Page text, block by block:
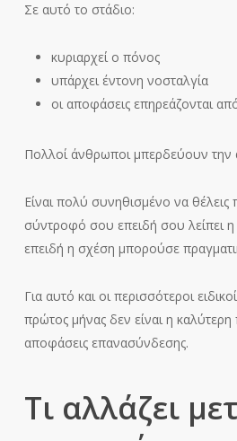
Σε αυτό το στάδιο:
κυριαρχεί ο πόνος
υπάρχει έντονη νοσταλγία
οι αποφάσεις επηρεάζονται
Πολλοί άνθρωποι μπερδεύουν την
Είναι πολύ συνηθισμένο να
σύντροφό σου επειδή σου λείπει η
επειδή η σχέση μπορούσε
Για αυτό και οι περισσότεροι
πρώτος μήνας δεν είναι η
αποφάσεις επανασύνδεσης.
Τι αλλάζει